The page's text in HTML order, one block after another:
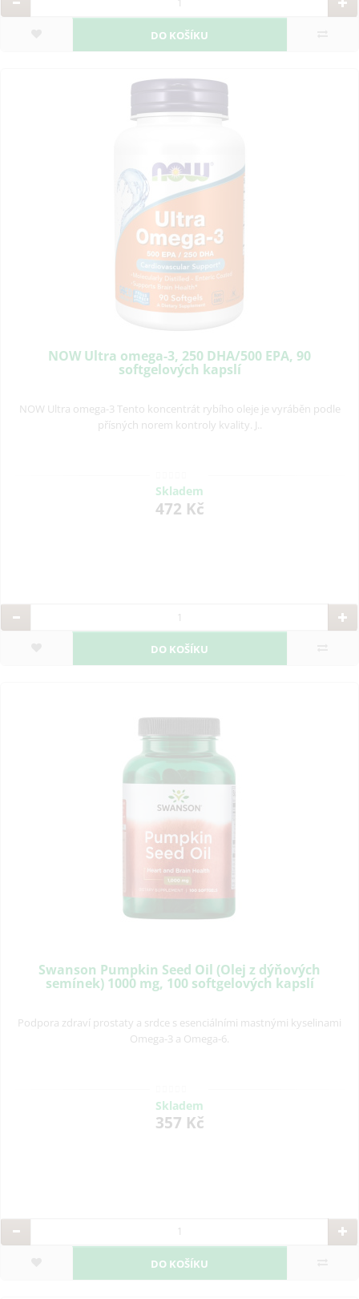
DO KOŠÍKU
NOW Ultra omega-3, 250 DHA/500 EPA, 90
softgelových kapslí
NOW Ultra omega-3 Tento koncentrát rybího oleje je vyráběn podle
přísných norem kontroly kvality. J..
Skladem
472 Kč
DO KOŠÍKU
Swanson Pumpkin Seed Oil (Olej z dýňových
semínek) 1000 mg, 100 softgelových kapslí
Podpora zdraví prostaty a srdce s esenciálními mastnými kyselinami
Omega-3 a Omega-6.
Skladem
357 Kč
DO KOŠÍKU